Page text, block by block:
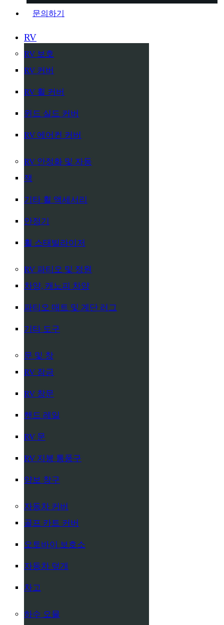
문의하기
RV
RV 보호
RV 커버
RV 휠 커버
윈드 실드 커버
RV 에어컨 커버
RV 안정화 및 자동
잭
기타 휠 액세서리
안정기
휠 스태빌라이저
RV 파티오 및 정원
차양, 캐노피 차양
파티오 매트 및 계단 러그
기타 도구
문 및 창
RV 잠금
RV 창문
핸드 레일
RV 문
RV 지붕 통풍구
양보 창구
자동차 커버
골프 카트 커버
오토바이 보호소
자동차 덮개
차고
하수 오물